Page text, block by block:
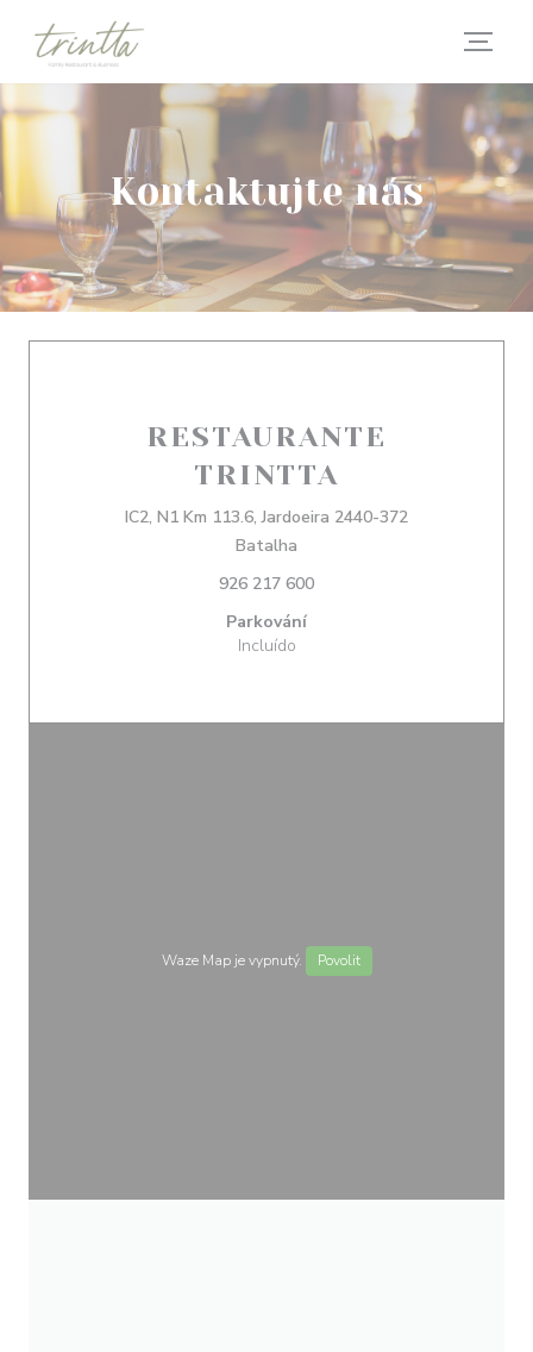
Kontaktujte nás
RESTAURANTE
TRINTTA
IC2, N1 Km 113.6, Jardoeira 2440-372
Batalha
926 217 600
Parkování
Incluído
Waze Map je vypnutý. Povolit